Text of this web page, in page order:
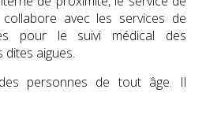
collabore avec les services de
pour le suivi médical des
aigues.
personnes de tout âge. Il